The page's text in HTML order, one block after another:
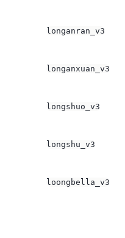
longanran_v3
longanxuan_v3
longshuo_v3
longshu_v3
loongbella_v3